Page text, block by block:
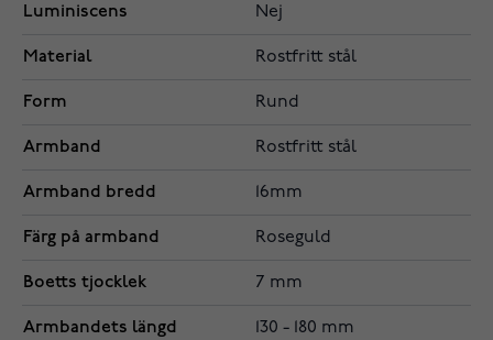
Luminiscens Nej
Material Rostfritt stål
Form Rund
Armband Rostfritt stål
Armband bredd 16mm
Färg på armband Roseguld
Boetts tjocklek 7 mm
Armbandets längd 130 - 180 mm